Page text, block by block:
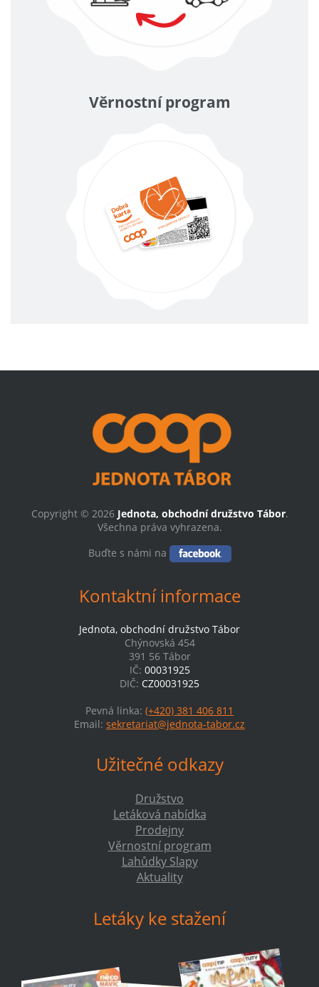
Věrnostní program
Copyright © 2026 Jednota, obchodní družstvo Tábor.
Všechna práva vyhrazena.
Buďte s námi na
Kontaktní informace
Jednota, obchodní družstvo Tábor
Chýnovská 454
391 56 Tábor
IČ: 00031925
DIČ: CZ00031925
Pevná linka: (+420) 381 406 811
Email: sekretariat@jednota-tabor.cz
Užitečné odkazy
Družstvo
Letáková nabídka
Prodejny
Věrnostní program
Lahůdky Slapy
Aktuality
Letáky ke stažení